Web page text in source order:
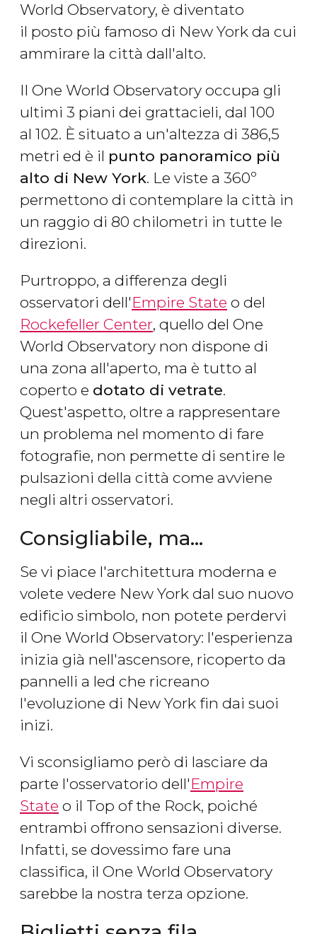
World Observatory, è diventato
il posto più famoso di New York da cui
ammirare la città dall'alto.
Il One World Observatory occupa gli
ultimi 3 piani dei grattacieli, dal 100
al 102. È situato a un'altezza di 386,5
metri ed è il punto panoramico più
alto di New York. Le viste a 360º
permettono di contemplare la città in
un raggio di 80 chilometri in tutte le
direzioni.
Purtroppo, a differenza degli
osservatori dell'Empire State o del
Rockefeller Center, quello del One
World Observatory non dispone di
una zona all'aperto, ma è tutto al
coperto e dotato di vetrate.
Quest'aspetto, oltre a rappresentare
un problema nel momento di fare
fotografie, non permette di sentire le
pulsazioni della città come avviene
negli altri osservatori.
Consigliabile, ma...
Se vi piace l'architettura moderna e
volete vedere New York dal suo nuovo
edificio simbolo, non potete perdervi
il One World Observatory: l'esperienza
inizia già nell'ascensore, ricoperto da
pannelli a led che ricreano
l'evoluzione di New York fin dai suoi
inizi.
Vi sconsigliamo però di lasciare da
parte l'osservatorio dell'Empire
State o il Top of the Rock, poiché
entrambi offrono sensazioni diverse.
Infatti, se dovessimo fare una
classifica, il One World Observatory
sarebbe la nostra terza opzione.